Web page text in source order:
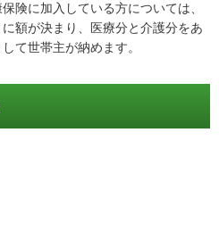
険に加入している方については、
額が決まり、医療分と介護分をあ
て世帯主が納めます。